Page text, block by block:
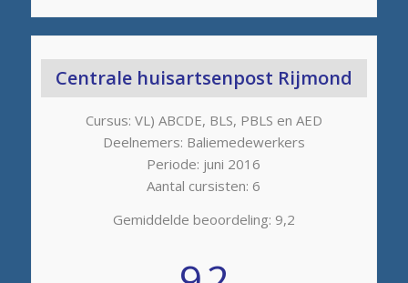
Centrale huisartsenpost Rijmond
Cursus: VL) ABCDE, BLS, PBLS en AED
Deelnemers: Baliemedewerkers
Periode: juni 2016
Aantal cursisten: 6
Gemiddelde beoordeling: 9,2